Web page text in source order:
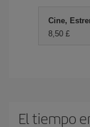
Cine,
8,50 £
El tiempo